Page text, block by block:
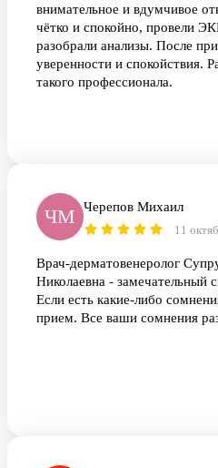
внимательное и вдумчивое
чётко и спокойно, провели
разобрали анализы. После
уверенности и спокойствия.
такого профессионала.
ЧМ Черепов Михаил
11
Врач-дерматовенеролог
Николаевна - замечательный
Если есть какие-либо
прием. Все ваши сомнения